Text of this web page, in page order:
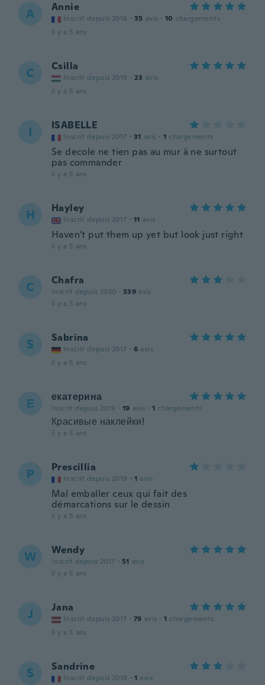
A Annie
Inscrit depuis 2016 · 35 avis · 10 chargements
il y a 5 ans
C Csilla
Inscrit depuis 2018 · 23 avis
il y a 5 ans
I ISABELLE
Inscrit depuis 2017 · 31 avis · 1 chargements
Se decole ne tien pas au mur à ne surtout
pas commander
il y a 5 ans
H Hayley
Inscrit depuis 2017 · 11 avis
Haven't put them up yet but look just right
il y a 5 ans
C Chafra
Inscrit depuis 2020 · 339 avis
il y a 5 ans
S Sabrina
Inscrit depuis 2017 · 6 avis
il y a 5 ans
Е екатерина
Inscrit depuis 2019 · 19 avis · 1 chargements
Красивые наклейки!
il y a 5 ans
P Prescillia
Inscrit depuis 2019 · 1 avis
Mal emballer ceux qui fait des
démarcations sur le dessin
il y a 5 ans
W Wendy
Inscrit depuis 2017 · 51 avis
il y a 5 ans
J Jana
Inscrit depuis 2017 · 79 avis · 1 chargements
il y a 5 ans
S Sandrine
Inscrit depuis 2018 · 1 avis